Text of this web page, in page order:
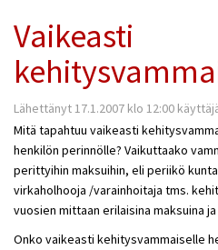
Vaikeasti
Lähettänyt 17.1.2007 klo 12:00
Mitä tapahtuu vaikeasti
henkilön perinnölle? Vaikuttaako
perittyihin maksuihin, eli periikö
virkaholhooja /varainhoitaja tms.
vuosien mittaan erilaisina maksuina ja
Onko vaikeasti kehitysvammaiselle